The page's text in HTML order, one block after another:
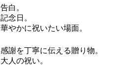
告白。
記念日。
華やかに祝いたい場面。
感謝を丁寧に伝える贈り物。
大人の祝い。